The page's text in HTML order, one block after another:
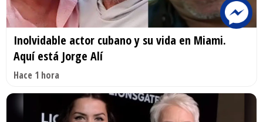
Inolvidable actor cubano y su vida en Miami.
Aquí está Jorge Alí
Hace 1 hora